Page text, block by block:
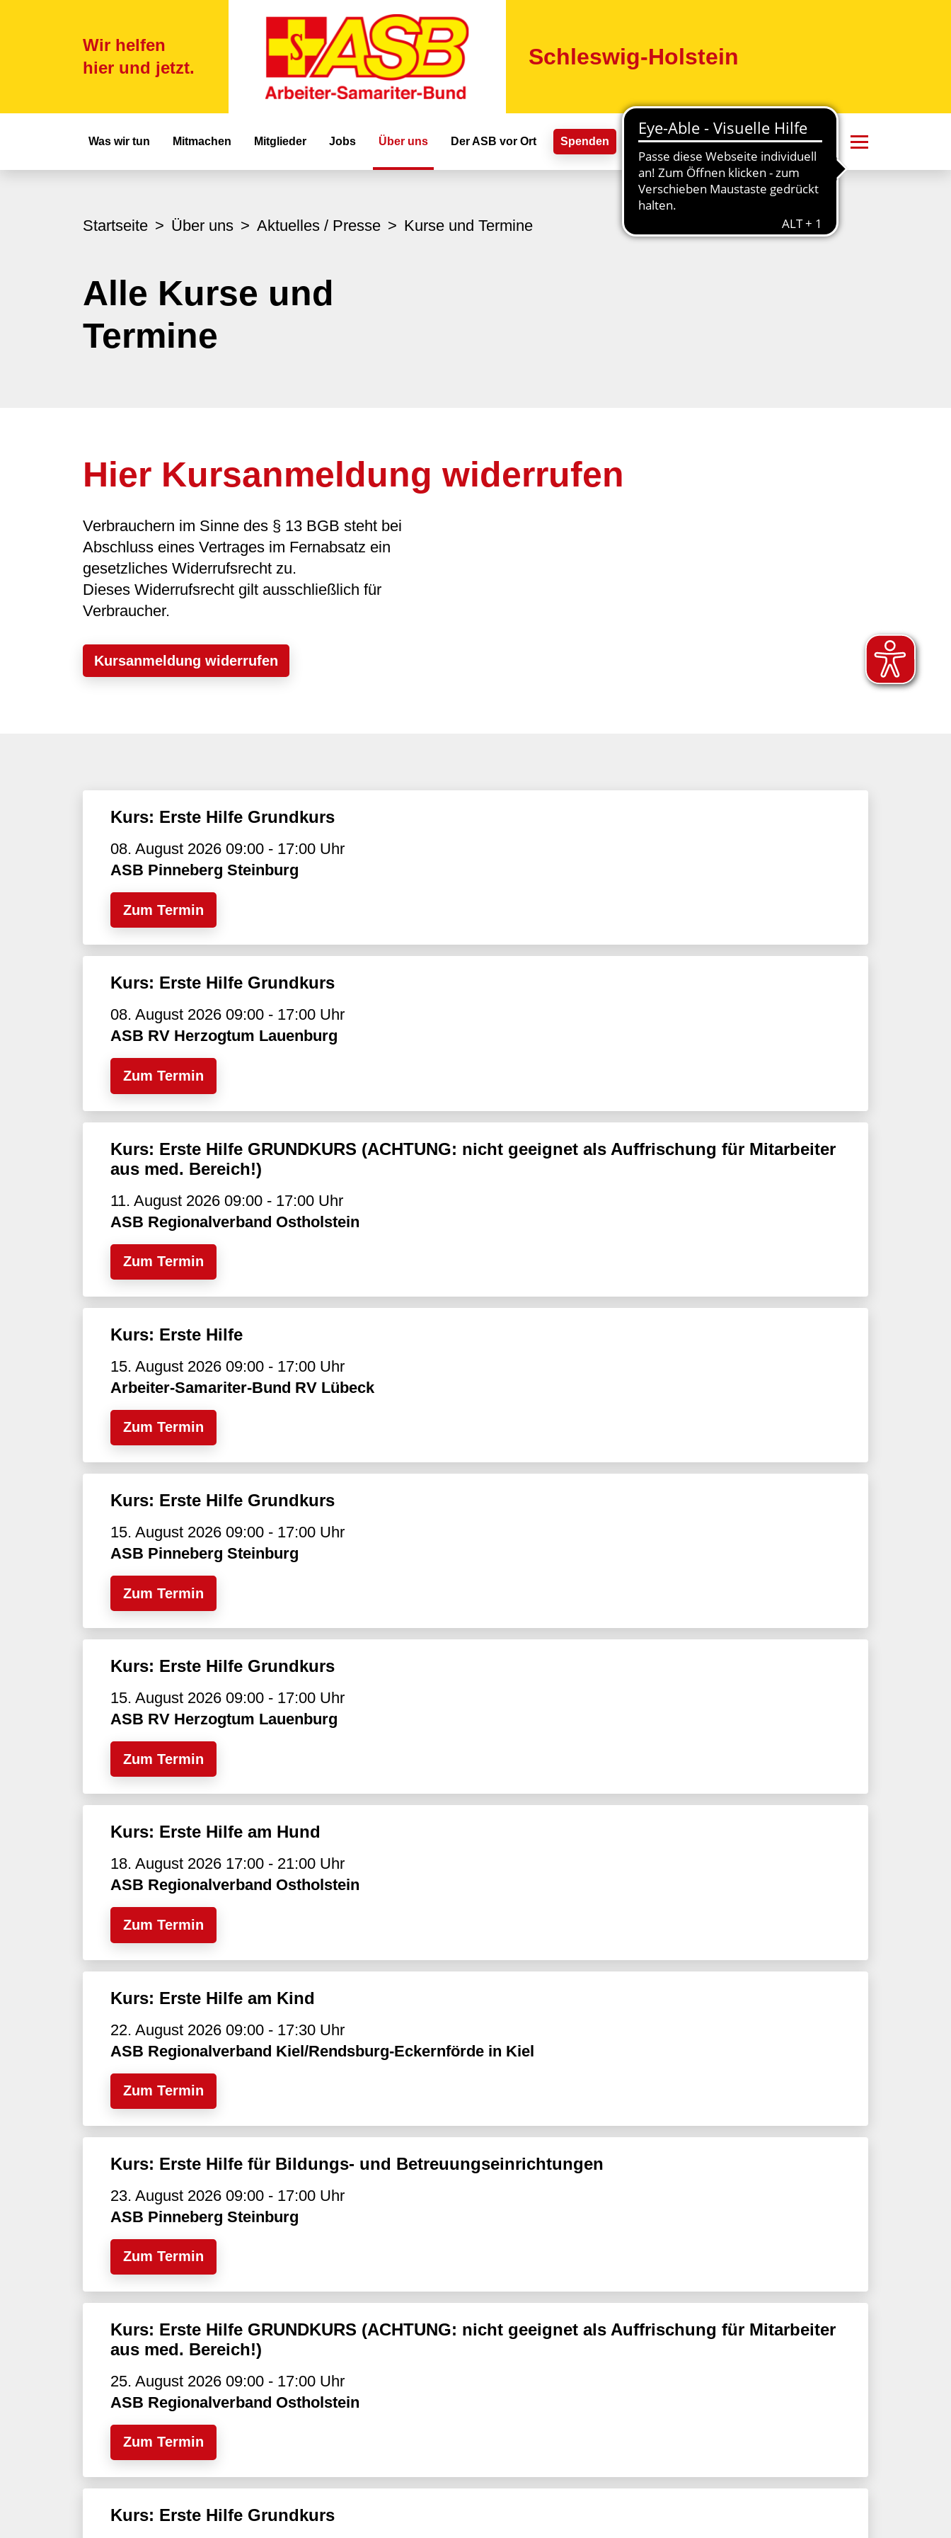
Wir helfen
hier und jetzt.
Schleswig-Holstein
Hauptnavigation
Was wir tun Mitmachen Mitglieder Jobs Über uns Der ASB vor Ort Spenden
Startseite Über uns Aktuelles / Presse Kurse und Termine
Alle Kurse und
Termine
Hier Kursanmeldung widerrufen
Verbrauchern im Sinne des § 13 BGB steht bei
Abschluss eines Vertrages im Fernabsatz ein
gesetzliches Widerrufsrecht zu.
Dieses Widerrufsrecht gilt ausschließlich für
Verbraucher.
Kursanmeldung widerrufen
Kurs: Erste Hilfe Grundkurs
08. August 2026 09:00 - 17:00 Uhr
ASB Pinneberg Steinburg
Zum Termin
Kurs: Erste Hilfe Grundkurs
08. August 2026 09:00 - 17:00 Uhr
ASB RV Herzogtum Lauenburg
Zum Termin
Kurs: Erste Hilfe GRUNDKURS (ACHTUNG: nicht geeignet als Auffrischung für Mitarbeiter
aus med. Bereich!)
11. August 2026 09:00 - 17:00 Uhr
ASB Regionalverband Ostholstein
Zum Termin
Kurs: Erste Hilfe
15. August 2026 09:00 - 17:00 Uhr
Arbeiter-Samariter-Bund RV Lübeck
Zum Termin
Kurs: Erste Hilfe Grundkurs
15. August 2026 09:00 - 17:00 Uhr
ASB Pinneberg Steinburg
Zum Termin
Kurs: Erste Hilfe Grundkurs
15. August 2026 09:00 - 17:00 Uhr
ASB RV Herzogtum Lauenburg
Zum Termin
Kurs: Erste Hilfe am Hund
18. August 2026 17:00 - 21:00 Uhr
ASB Regionalverband Ostholstein
Zum Termin
Kurs: Erste Hilfe am Kind
22. August 2026 09:00 - 17:30 Uhr
ASB Regionalverband Kiel/Rendsburg-Eckernförde in Kiel
Zum Termin
Kurs: Erste Hilfe für Bildungs- und Betreuungseinrichtungen
23. August 2026 09:00 - 17:00 Uhr
ASB Pinneberg Steinburg
Zum Termin
Kurs: Erste Hilfe GRUNDKURS (ACHTUNG: nicht geeignet als Auffrischung für Mitarbeiter
aus med. Bereich!)
25. August 2026 09:00 - 17:00 Uhr
ASB Regionalverband Ostholstein
Zum Termin
Kurs: Erste Hilfe Grundkurs